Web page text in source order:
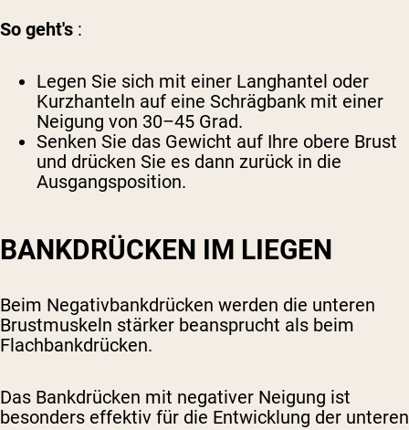
So geht's :
Legen Sie sich mit einer Langhantel oder
Kurzhanteln auf eine Schrägbank mit einer
Neigung von 30–45 Grad.
Senken Sie das Gewicht auf Ihre obere Brust
und drücken Sie es dann zurück in die
Ausgangsposition.
BANKDRÜCKEN IM LIEGEN
Beim Negativbankdrücken werden die unteren
Brustmuskeln stärker beansprucht als beim
Flachbankdrücken.
Das Bankdrücken mit negativer Neigung ist
besonders effektiv für die Entwicklung der unteren